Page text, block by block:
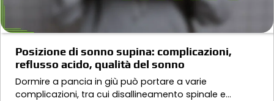
Posizione di sonno supina: complicazioni,
reflusso acido, qualità del sonno
Dormire a pancia in giù può portare a varie
complicazioni, tra cui disallineamento spinale e…